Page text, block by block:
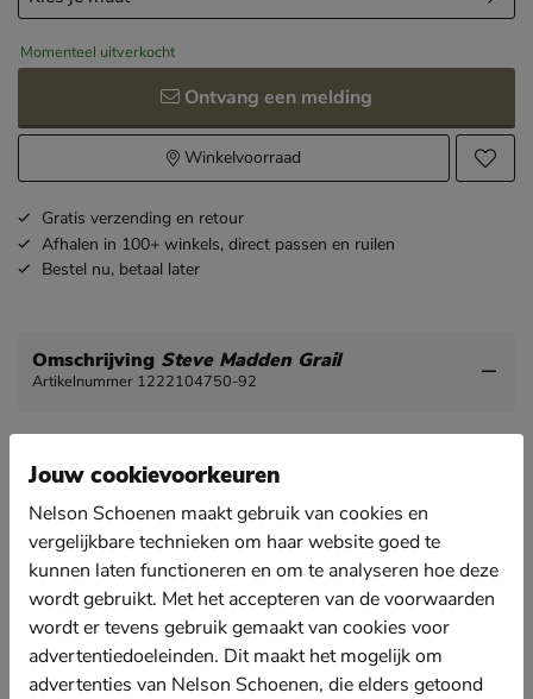
Momenteel uitverkocht
Ontvang een melding
Winkelvoorraad
Gratis verzending en retour
Afhalen in 100+ winkels, direct passen en ruilen
Bestel nu, betaal later
Omschrijving Steve Madden Grail
Artikelnummer 1222104750-92
Steve Madden Grail dames ballerina
Kleed je helemaal volgens de laatste trend met deze
puntige ballerina van Steve Madden.
Uitgevoerd in imitatieleer met opvallende buckle op
de neus.
Gevoerd met imitatieleer.
Voorzien van een voetbed van memoryfoam met
imitatieleren toplaag. Hierdoor biedt de schoen een
fijne demping.
Jouw cookievoorkeuren
Nelson Schoenen maakt gebruik van cookies en
vergelijkbare technieken om haar website goed te
kunnen laten functioneren en om te analyseren hoe deze
wordt gebruikt. Met het accepteren van de voorwaarden
wordt er tevens gebruik gemaakt van cookies voor
advertentiedoeleinden. Dit maakt het mogelijk om
advertenties van Nelson Schoenen, die elders getoond